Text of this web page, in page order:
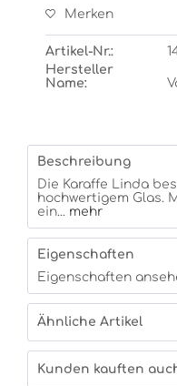
Merken
Artikel-Nr.:
Hersteller
Name:
Beschreibung
Die Karaffe Linda
hochwertigem Glas.
ein... mehr
Eigenschaften
Eigenschaften
Ähnliche Artikel
Kunden kauften